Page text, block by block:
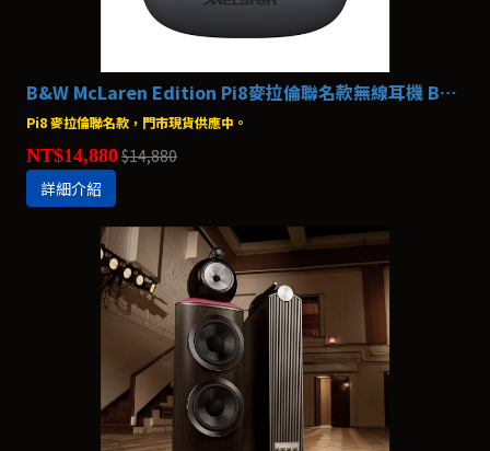
B&W McLaren Edition Pi8麥拉倫聯名款無線耳機 Bowers & Wilkins
Pi8 麥拉倫聯名款，門市現貨供應中。
NT$14,880$14,880
詳細介紹